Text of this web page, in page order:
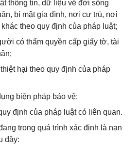
thông tin, dữ liệu về đời sống
bí mật gia đình, nơi cư trú, nơi
theo quy định của pháp luật;
có thẩm quyền cấp giấy tờ, tài
hại theo quy định của pháp
biện pháp bảo vệ;
định của pháp luật có liên quan.
trong quá trình xác định là nạn
đây: